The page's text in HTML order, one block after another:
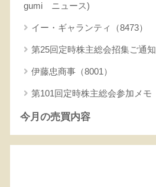
gumi ニュース)
イー・ギャランティ（8473）
第25回定時株主総会招集ご通知
伊藤忠商事（8001）
第101回定時株主総会参加メモ
今月の売買内容